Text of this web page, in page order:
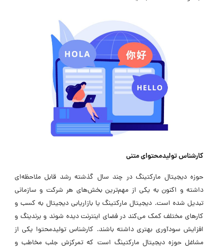
کارشناس تولیدمحتوای متنی
حوزه دیجیتال مارکتینگ در چند سال گذشته رشد قابل ملاحظه‌ای
داشته و اکنون به یکی از مهم‌ترین بخش‌های هر شرکت و سازمانی
تبدیل شده است. دیجیتال مارکتینگ یا بازاریابی دیجیتال به کسب و
کارهای مختلف کمک می‌کند در فضای اینترنت دیده شوند و برندینگ و
افزایش سودآوری بهتری داشته باشند. کارشناس تولیدمحتوا یکی از
مشاغل حوزه دیجیتال مارکتینگ است که تمرکزش جلب مخاطب و